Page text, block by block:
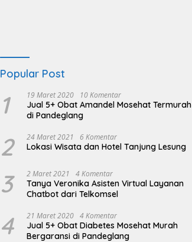
Popular Post
1 19 Maret 2020 10 Komentar
Jual 5+ Obat Amandel Mosehat Termurah
di Pandeglang
2 24 Maret 2021 6 Komentar
Lokasi Wisata dan Hotel Tanjung Lesung
3 2 Maret 2021 4 Komentar
Tanya Veronika Asisten Virtual Layanan
Chatbot dari Telkomsel
4 21 Maret 2020 4 Komentar
Jual 5+ Obat Diabetes Mosehat Murah
Bergaransi di Pandeglang